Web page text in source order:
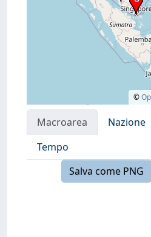
©
Macroarea Nazione
Tempo
Salva come PNG